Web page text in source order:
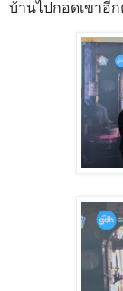
บ้านไปกอดเขาอีก